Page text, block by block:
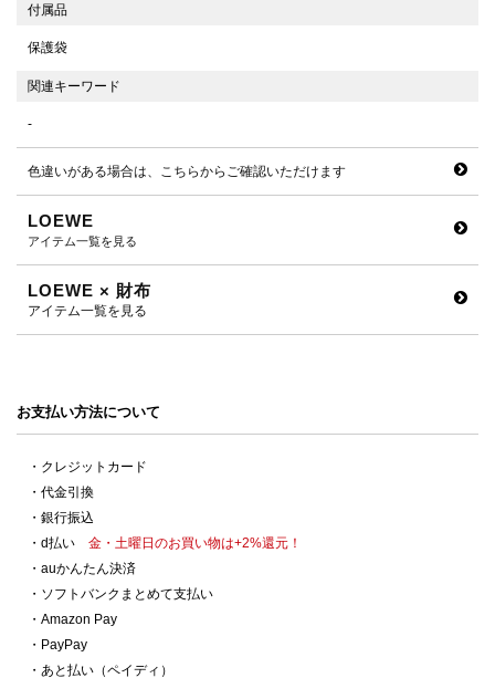
付属品
保護袋
関連キーワード
-
色違いがある場合は、こちらからご確認いただけます
LOEWE
アイテム一覧を見る
LOEWE × 財布
アイテム一覧を見る
お支払い方法について
・クレジットカード
・代金引換
・銀行振込
・d払い 金・土曜日のお買い物は+2%還元！
・auかんたん決済
・ソフトバンクまとめて支払い
・Amazon Pay
・PayPay
・あと払い（ペイディ）